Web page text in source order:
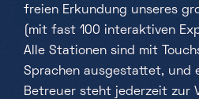
freien Erkundung unseres
(mit fast 100 interaktiven
Alle Stationen sind mit
Sprachen ausgestattet, und
Betreuer steht jederzeit zur